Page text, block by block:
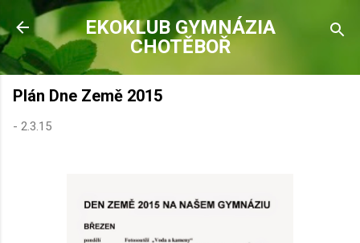
Přeskočit na hlavní obsah
EKOKLUB GYMNÁZIA
CHOTĚBOŘ
Plán Dne Země 2015
- 2.3.15